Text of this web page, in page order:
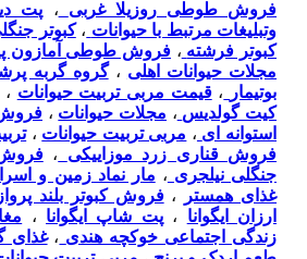
فروش طوطی روزیلا غربی
، پت
وتبلیغات مرتبط با حیوانات ،کبوتر
کبوتر فرشته ، فروش طوطی آمازون
مجلات حیوانات اهلی ،گروه گربه
بوتیمار
،قیمت مربی تربیت حیوانات ،
کیت گولدیس ، مجلات حیوانات ، فروش
استوانه ای ، مربی تربیت حیوانات ،
فروش قناری زرد موزاییکی
،
جنگلی نیلجری ، مار نماد زمین و
غذای همستر
،فروش کبوتر بلند
ارزان ایگوانا ،پت شاپ ایگوانا ،
زندگی اجتماعی خوکچه هندی ،غذای